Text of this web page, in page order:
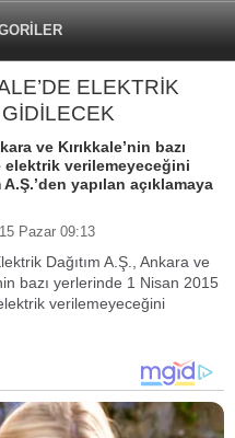
ELEKTRİK
ve Kırıkkale’nin bazı
verilemeyeceğini
yapılan açıklamaya
Pazar 09:13
Dağıtım A.Ş., Ankara ve
bazı yerlerinde 1 Nisan 2015
verilemeyeceğini